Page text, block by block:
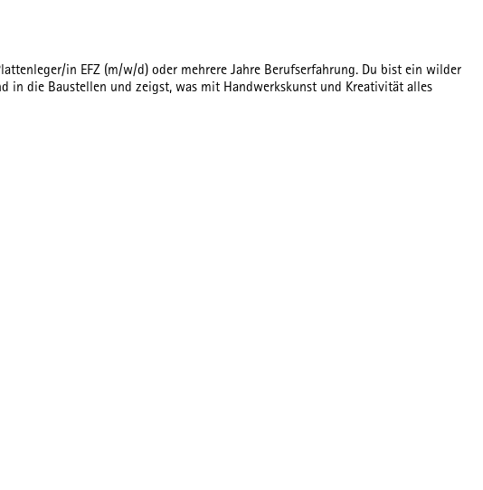
in EFZ (m/w/d) oder mehrere Jahre Berufserfahrung. Du bist ein wilder
die Baustellen und zeigst, was mit Handwerkskunst und Kreativität alles